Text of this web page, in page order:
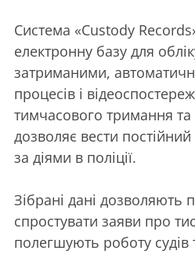
Система «Custody
електронну базу для
затриманими,
процесів і
тимчасового тримання та
дозволяє вести
за діями в поліції.
Зібрані дані дозволяють
спростувати заяви про
полегшують роботу